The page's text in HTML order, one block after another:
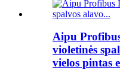
Aipu
violetinės
vielos pintas